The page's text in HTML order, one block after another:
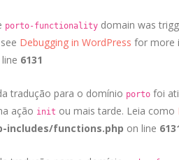
porto-functionality domain was
Debugging in WordPress for more
6131
tradução para o domínio porto foi
ação init ou mais tarde. Leia como
includes/functions.php on line